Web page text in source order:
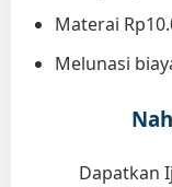
Materai
Melunasi
Dapatkan